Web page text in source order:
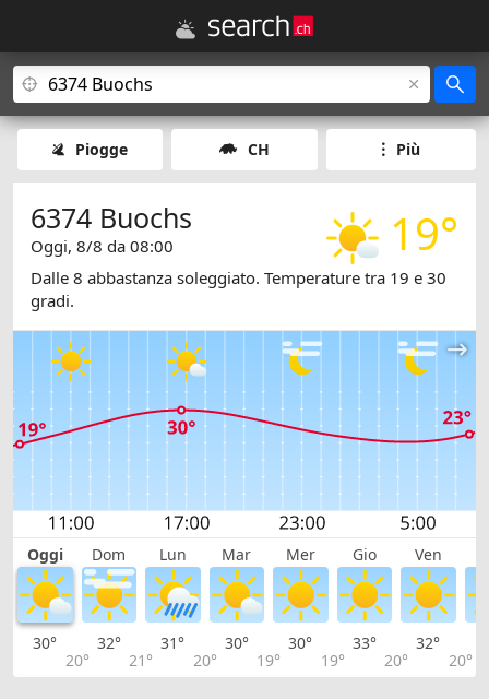
Piogge CH Più
19°
6374 Buochs
Oggi, 8/8 da 08:00
Dalle 8 abbastanza soleggiato. Temperature tra 19 e 30
gradi.
Oggi Dom Lun Mar Mer Gio Ven
30°
20°
32°
21°
31°
20°
30°
19°
30°
19°
33°
20°
32°
20°